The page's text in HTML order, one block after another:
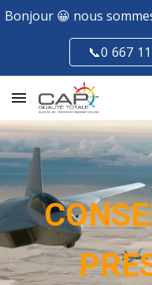
📞0 667